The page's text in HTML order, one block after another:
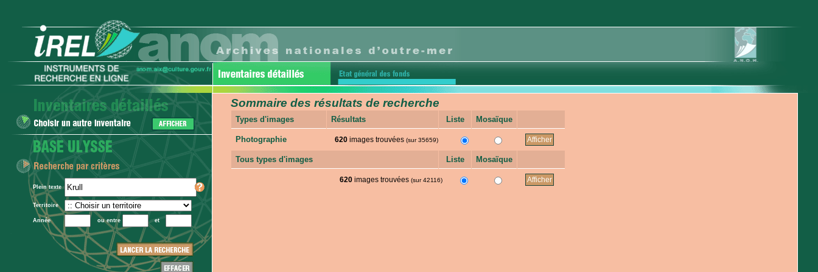
Plein texte
Territoire
Année ou entre et
Sommaire des résultats de recherche
Types d'images Résultats Liste Mosaïque
Photographie 620 images trouvées (sur 35659)
Tous types d'images Liste Mosaïque
620 images trouvées (sur 42116)